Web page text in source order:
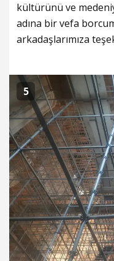
kültürünü ve
adına bir vefa
arkadaşlarımıza
5